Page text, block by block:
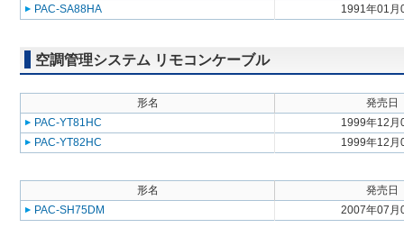
PAC-SA88HA
1991年01月
空調管理システム リモコンケーブル
形名
発売日
PAC-YT81HC
1999年12月
PAC-YT82HC
1999年12月
形名
発売日
PAC-SH75DM
2007年07月